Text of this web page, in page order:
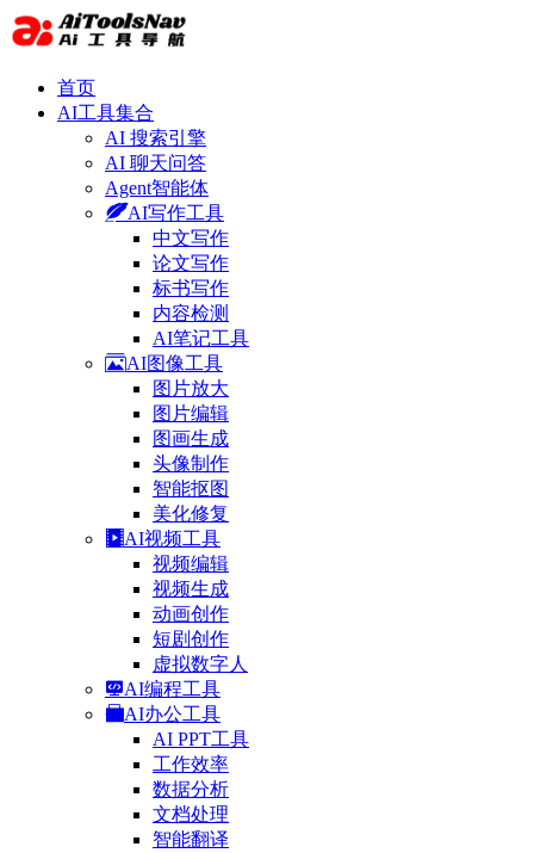
首页
AI工具集合
AI 搜索引擎
AI 聊天问答
Agent智能体
AI写作工具
中文写作
论文写作
标书写作
内容检测
AI笔记工具
AI图像工具
图片放大
图片编辑
图画生成
头像制作
智能抠图
美化修复
AI视频工具
视频编辑
视频生成
动画创作
短剧创作
虚拟数字人
AI编程工具
AI办公工具
AI PPT工具
工作效率
数据分析
文档处理
智能翻译